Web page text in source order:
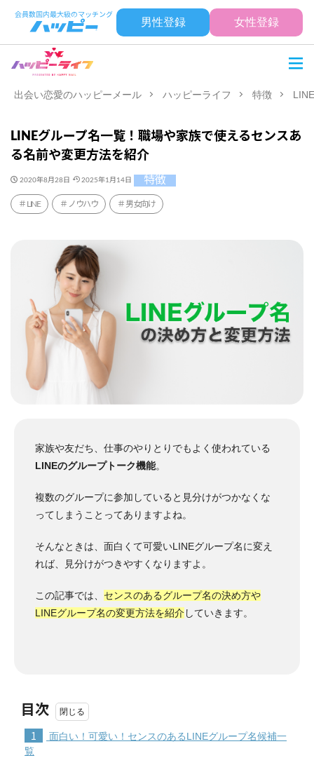
男性登録 女性登録
出会い恋愛のハッピーメール ハッピーライフ 特徴
LINEグループ名一覧！職場や家族で使えるセンスあ
る名前や変更方法を紹介
2020年8月28日 2025年1月14日 特徴
LINE ノウハウ 男女向け
家族や友だち、仕事のやりとりでもよく使われている
LINEのグループトーク機能。
複数のグループに参加していると見分けがつかなくな
ってしまうことってありますよね。
そんなときは、面白くて可愛いLINEグループ名に変え
れば、見分けがつきやすくなりますよ。
この記事では、 センスのあるグループ名の決め方や
LINEグループ名の変更方法を紹介 していきます。
目次
1
面白い！可愛い！センスのあるLINEグループ名候補一
覧